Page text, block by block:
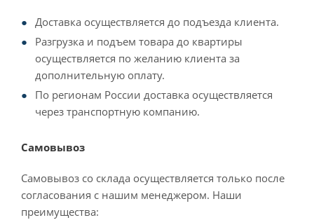
Доставка осуществляется до подъезда клиента.
Разгрузка и подъем товара до квартиры
осуществляется по желанию клиента за
дополнительную оплату.
По регионам России доставка осуществляется
через транспортную компанию.
Самовывоз
Самовывоз со склада осуществляется только после
согласования с нашим менеджером. Наши
преимущества: